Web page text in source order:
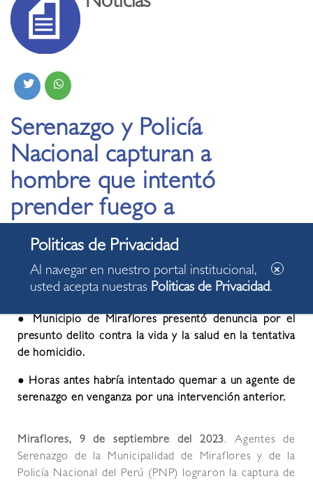
Serenazgo y Policía
Nacional capturan a
hombre que intentó
prender fuego a
sereno
09.09.2023
●Municipio de Miraflores presentó denuncia por el
presunto delito contra la vida y la salud en la tentativa
de homicidio.
● Horas antes habría intentado quemar a un agente de
serenazgo en venganza por una intervención anterior.
Miraflores, 9 de septiembre del 2023. Agentes de
Serenazgo de la Municipalidad de Miraflores y de la
Policía Nacional del Perú (PNP) lograron la captura de
Al navegar en nuestro portal institucional,
usted acepta nuestras Politicas de Privacidad.